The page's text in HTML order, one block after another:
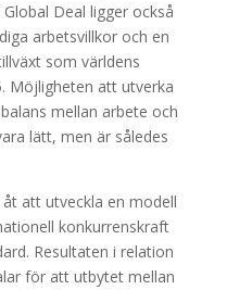
Deal ligger också
arbetsvillkor och en
som världens
Möjligheten att utverka
mellan arbete och
lätt, men är således
att utveckla en modell
konkurrenskraft
Resultaten i relation
för att utbytet mellan